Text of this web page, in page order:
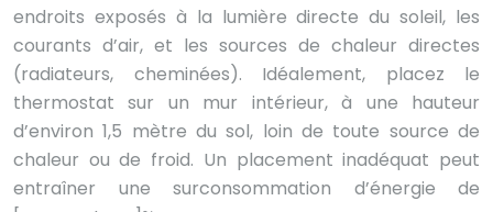
endroits exposés à la lumière directe du soleil, les
courants d’air, et les sources de chaleur directes
(radiateurs, cheminées). Idéalement, placez le
thermostat sur un mur intérieur, à une hauteur
d’environ 1,5 mètre du sol, loin de toute source de
chaleur ou de froid. Un placement inadéquat peut
entraîner une surconsommation d’énergie de